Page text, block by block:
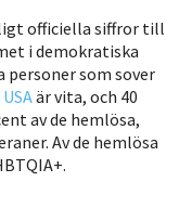
officiella siffror till
i demokratiska
personer som sover
är vita, och 40
av de hemlösa,
Av de hemlösa